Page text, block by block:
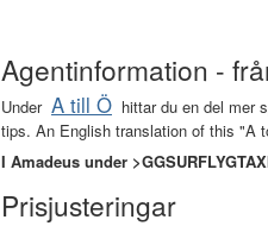
Agentinformation -
Under A till Ö hittar du en del mer
tips. An English translation of this "A
I Amadeus under
Prisjusteringar